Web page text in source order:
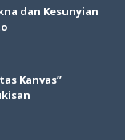
dan Kesunyian
Kanvas”